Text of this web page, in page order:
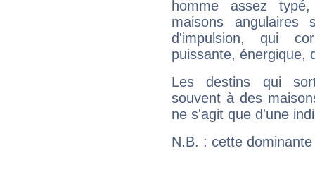
homme assez
maisons
d'impulsion, qui
puissante, énergique,
Les destins qui
souvent à des
ne s'agit que d'une
N.B. : cette